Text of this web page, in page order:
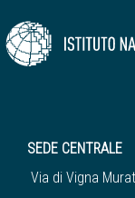
SEDE CENTRALE
Via di Vigna